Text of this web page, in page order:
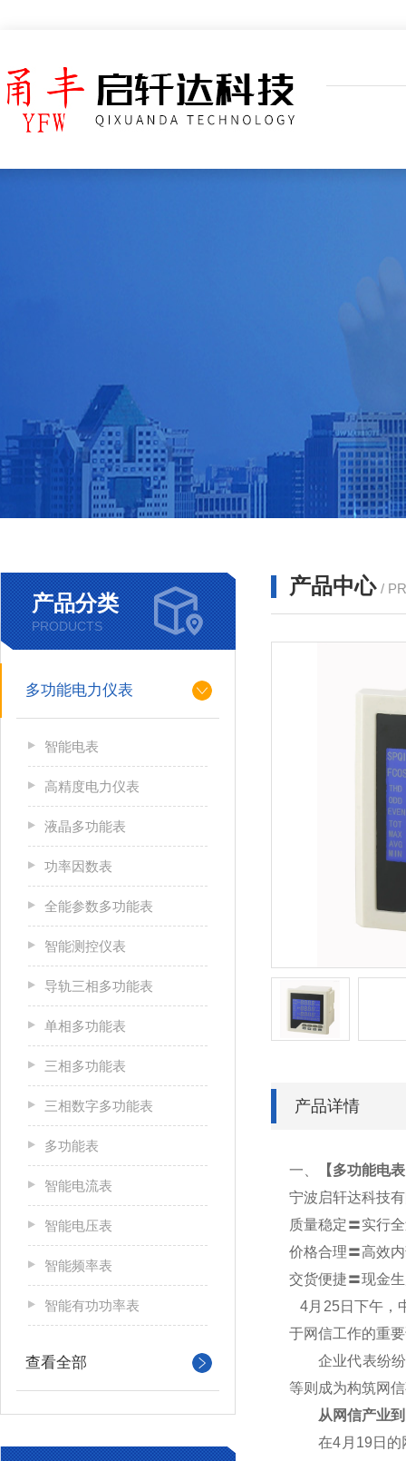
产品分类
PRODUCTS
多功能电力仪表
智能电表
高精度电力仪表
液晶多功能表
功率因数表
全能参数多功能表
智能测控仪表
导轨三相多功能表
单相多功能表
三相多功能表
三相数字多功能表
多功能表
智能电流表
智能电压表
智能频率表
智能有功功率表
查看全部
产品中心 /
产品详情
一、 【多功能电
宁波启轩达科技
质量稳定〓实行
价格合理〓高效
交货便捷〓现金
4月25日下午，
于网信工作的重
企业代表纷纷表
等则成为构筑网
从网信产业到
在4月19日的网